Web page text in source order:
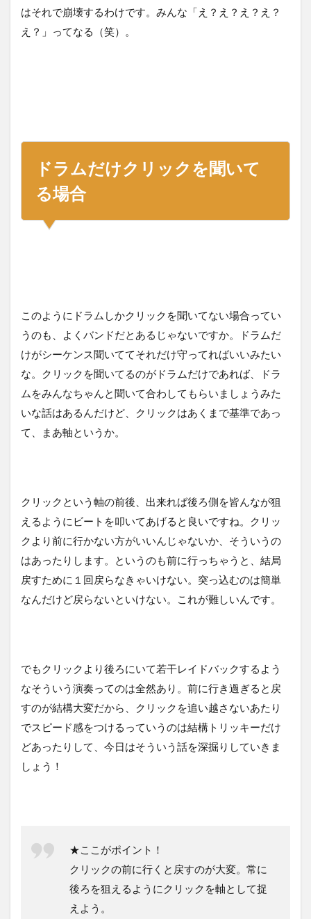
はそれで崩壊するわけです。みんな「え？え？え？え？
え？」ってなる（笑）。
ドラムだけクリックを聞いて
る場合
このようにドラムしかクリックを聞いてない場合ってい
うのも、よくバンドだとあるじゃないですか。ドラムだ
けがシーケンス聞いててそれだけ守ってればいいみたい
な。クリックを聞いてるのがドラムだけであれば、ドラ
ムをみんなちゃんと聞いて合わしてもらいましょうみた
いな話はあるんだけど、クリックはあくまで基準であっ
て、まあ軸というか。
クリックという軸の前後、出来れば後ろ側を皆んなが狙
えるようにビートを叩いてあげると良いですね。クリッ
クより前に行かない方がいいんじゃないか、そういうの
はあったりします。というのも前に行っちゃうと、結局
戻すために１回戻らなきゃいけない。突っ込むのは簡単
なんだけど戻らないといけない。これが難しいんです。
でもクリックより後ろにいて若干レイドバックするよう
なそういう演奏ってのは全然あり。前に行き過ぎると戻
すのが結構大変だから、クリックを追い越さないあたり
でスピード感をつけるっていうのは結構トリッキーだけ
どあったりして、今日はそういう話を深掘りしていきま
しょう！
★ここがポイント！
クリックの前に行くと戻すのが大変。常に
後ろを狙えるようにクリックを軸として捉
えよう。